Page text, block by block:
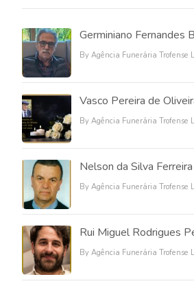
Germiniano Fernandes
By Agência Funerária Trofense
Vasco Pereira de
By Agência Funerária Trofense
Nelson da Silva Ferreira
By Agência Funerária Trofense
Rui Miguel Rodrigues
By Agência Funerária Trofense